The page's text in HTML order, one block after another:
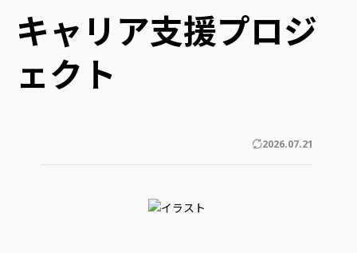
キャリア支援プロジ
ェクト
2026.07.21